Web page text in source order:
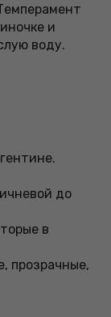
и
воду.
до
в
прозрачные,